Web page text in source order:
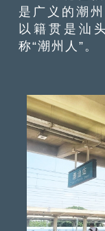
是广义的潮
以籍贯是汕
称“潮州人”。